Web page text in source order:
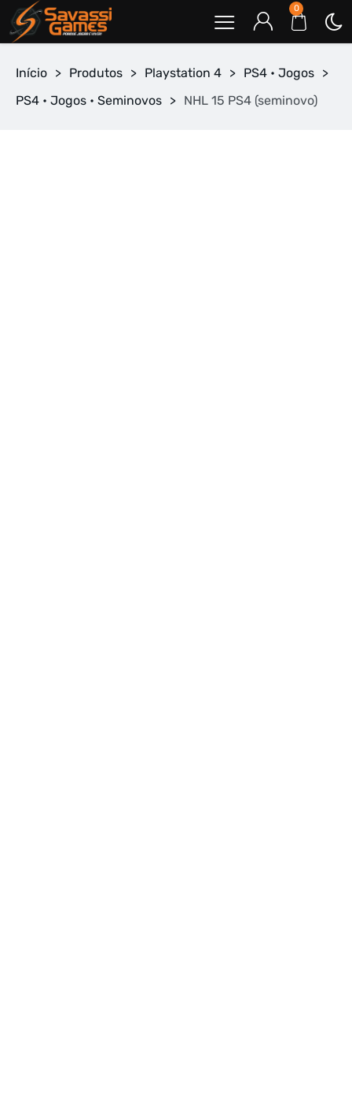
0
Início > Produtos > Playstation 4 > PS4 • Jogos >
PS4 • Jogos • Seminovos > NHL 15 PS4 (seminovo)